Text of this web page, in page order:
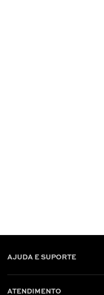
AJUDA E SUPORTE
ATENDIMENTO